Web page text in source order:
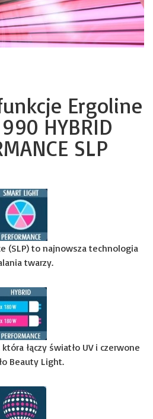
Ergoline
HYBRID
SLP
(SLP) to najnowsza technologia
twarzy.
łączy światło UV i czerwone
Beauty Light.